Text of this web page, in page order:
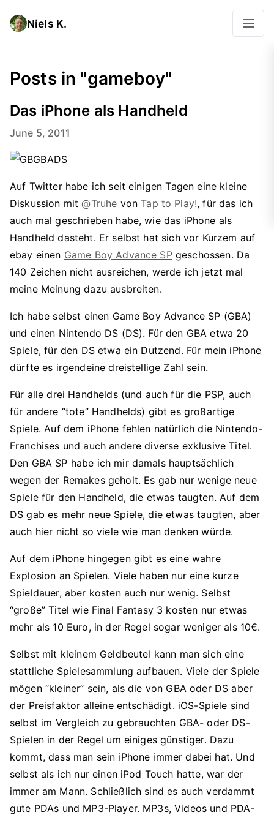
Niels K.
Posts in "gameboy"
Das iPhone als Handheld
June 5, 2011
Auf Twitter habe ich seit einigen Tagen eine kleine
Diskussion mit@Truhe vonTap to Play!, für das ich
auch mal geschrieben habe, wie das iPhone als
Handheld dasteht. Er selbst hat sich vor Kurzem auf
ebay einen Game Boy Advance SPgeschossen. Da
140 Zeichen nicht ausreichen, werde ich jetzt mal
meine Meinung dazu ausbreiten.
Ich habe selbst einen Game Boy Advance SP (GBA)
und einen Nintendo DS (DS). Für den GBA etwa 20
Spiele, für den DS etwa ein Dutzend. Für mein iPhone
dürfte es irgendeine dreistellige Zahl sein.
Für alle drei Handhelds (und auch für die PSP, auch
für andere “tote” Handhelds) gibt es großartige
Spiele. Auf dem iPhone fehlen natürlich die Nintendo-
Franchises und auch andere diverse exklusive Titel.
Den GBA SP habe ich mir damals hauptsächlich
wegen der Remakes geholt. Es gab nur wenige neue
Spiele für den Handheld, die etwas taugten. Auf dem
DS gab es mehr neue Spiele, die etwas taugten, aber
auch hier nicht so viele wie man denken würde.
Auf dem iPhone hingegen gibt es eine wahre
Explosion an Spielen. Viele haben nur eine kurze
Spieldauer, aber kosten auch nur wenig. Selbst
“große” Titel wie Final Fantasy 3 kosten nur etwas
mehr als 10 Euro, in der Regel sogar weniger als 10€.
Selbst mit kleinem Geldbeutel kann man sich eine
stattliche Spielesammlung aufbauen. Viele der Spiele
mögen “kleiner” sein, als die von GBA oder DS aber
der Preisfaktor alleine entschädigt. iOS-Spiele sind
selbst im Vergleich zu gebrauchten GBA- oder DS-
Spielen in der Regel um einiges günstiger. Dazu
kommt, dass man sein iPhone immer dabei hat. Und
selbst als ich nur einen iPod Touch hatte, war der
immer am Mann. Schließlich sind es auch verdammt
gute PDAs und MP3-Player. MP3s, Videos und PDA-